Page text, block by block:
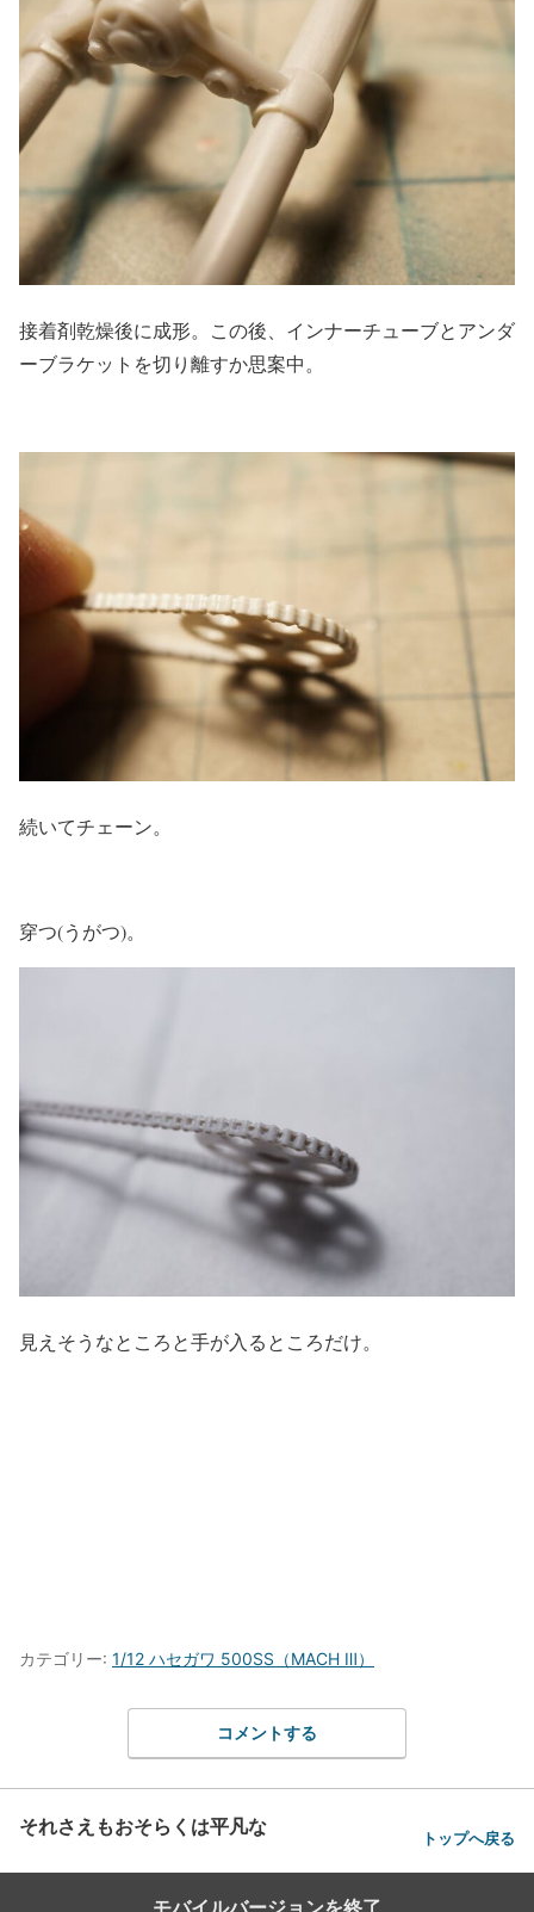
接着剤乾燥後に成形。この後、インナーチューブとアンダ
ーブラケットを切り離すか思案中。
続いてチェーン。
穿つ(うがつ)。
見えそうなところと手が入るところだけ。
カテゴリー: 1/12 ハセガワ 500SS（MACH Ⅲ）
コメントする
それさえもおそらくは平凡な トップへ戻る